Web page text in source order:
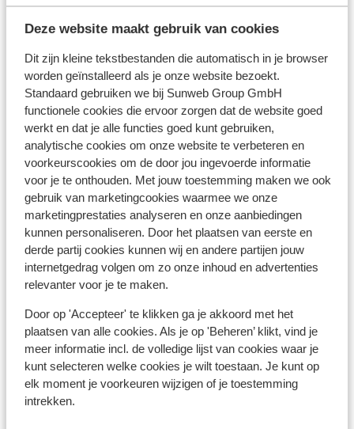
Deze website maakt gebruik van cookies
Dit zijn kleine tekstbestanden die automatisch in je browser
worden geïnstalleerd als je onze website bezoekt.
Standaard gebruiken we bij Sunweb Group GmbH
functionele cookies die ervoor zorgen dat de website goed
werkt en dat je alle functies goed kunt gebruiken,
analytische cookies om onze website te verbeteren en
voorkeurscookies om de door jou ingevoerde informatie
voor je te onthouden. Met jouw toestemming maken we ook
gebruik van marketingcookies waarmee we onze
marketingprestaties analyseren en onze aanbiedingen
kunnen personaliseren. Door het plaatsen van eerste en
derde partij cookies kunnen wij en andere partijen jouw
internetgedrag volgen om zo onze inhoud en advertenties
relevanter voor je te maken.
Door op 'Accepteer' te klikken ga je akkoord met het
plaatsen van alle cookies. Als je op 'Beheren’ klikt, vind je
meer informatie incl. de volledige lijst van cookies waar je
kunt selecteren welke cookies je wilt toestaan. Je kunt op
elk moment je voorkeuren wijzigen of je toestemming
intrekken.
Pinautomaat: 500 m
Winkels: 800 m
Restaurant: 300 m
Rustig gelegen
Ook interessant voor jou
8.3 Fantastisch
Aparthotel Zafiro Menorca